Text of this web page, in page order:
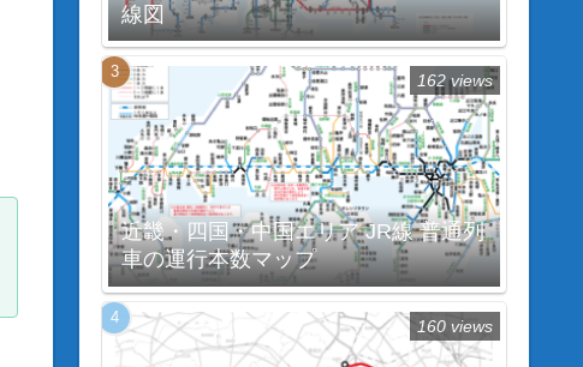
線図
近畿・四国・中国エリア JR線 普通列
車の運行本数マップ
162 views
160 views